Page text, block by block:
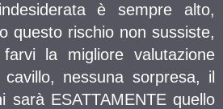
è sempre alto,
questo rischio non sussiste,
la migliore valutazione
nessuna sorpresa, il
sarà ESATTAMENTE quello